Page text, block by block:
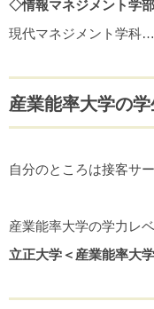
◇情報マネジメント学部
現代マネジメント学科
産業能率大学の
自分のところは接客サ
産業能率大学の学力レ
立正大学＜産業能率大